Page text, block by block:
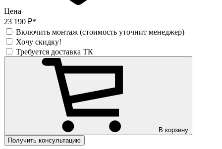
Цена
23 190 ₽*
Включить монтаж (стоимость уточнит менеджер)
Хочу скидку!
Требуется доставка ТК
В корзину
Получить консультацию